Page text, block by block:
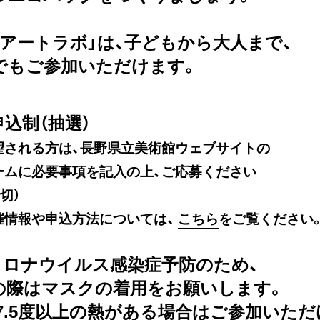
ートラボ」は、子どもから大人まで、
ご参加いただけます。
制（抽選）
れる方は、長野県立美術館ウェブサイトの
に必要事項を記入の上、ご応募ください
）
報や申込方法については、 こちらをご覧ください。
ナウイルス感染症予防のため、
はマスクの着用をお願いします。
度以上の熱がある場合はご参加いただ